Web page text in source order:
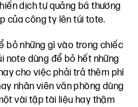
dịch tự quảng bá thương
của công ty lên túi tote.
bỏ những gì vào trong chiếc
note dùng để bỏ hết những
cho việc phải trả thêm phí
nhân viên văn phòng dùng
vài tập tài liệu hay thậm